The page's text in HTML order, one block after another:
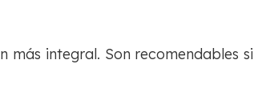
integral. Son recomendables si